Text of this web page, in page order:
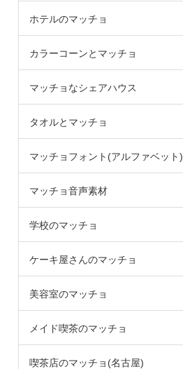
ホテルのマッチョ
カラーコーンとマッチョ
マッチョなシェアハウス
タオルとマッチョ
マッチョフォント(アルファベット)
マッチョ音声素材
学校のマッチョ
ケーキ屋さんのマッチョ
美容室のマッチョ
メイド喫茶のマッチョ
喫茶店のマッチョ(名古屋)